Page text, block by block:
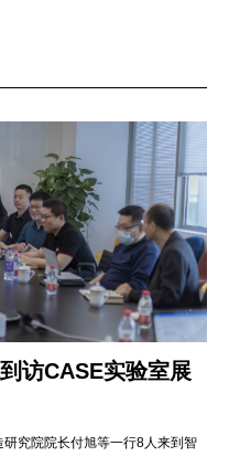
访CASE实验室展
究院院长付旭等一行8人来到智